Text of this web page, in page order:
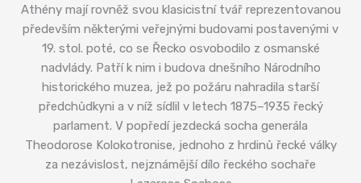
Athény mají rovněž svou klasicistní tvář reprezentovanou
především některými veřejnými budovami postavenými v
19. stol. poté, co se Řecko osvobodilo z osmanské
nadvlády. Patří k nim i budova dnešního Národního
historického muzea, jež po požáru nahradila starší
předchůdkyni a v níž sídlil v letech 1875–1935 řecký
parlament. V popředí jezdecká socha generála
Theodorose Kolokotronise, jednoho z hrdinů řecké války
za nezávislost, nejznámější dílo řeckého sochaře